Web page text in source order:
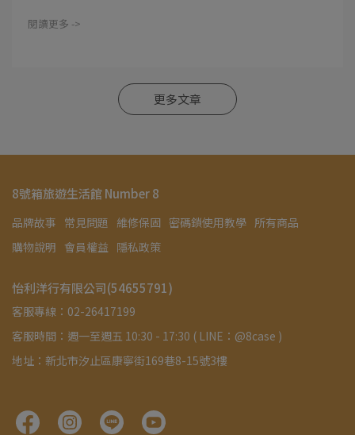
閱讀更多 ->
更多文章
8號箱旅遊生活館 Number 8
品牌故事 常見問題 維修保固 密碼鎖使用教學 所有商品
購物說明 會員權益 隱私政策
怡利洋行有限公司(54655791)
客服專線：02-26417199
客服時間：週一至週五 10:30 - 17:30 ( LINE：@8case )
地址：新北市汐止區康寧街169巷8-15號3樓